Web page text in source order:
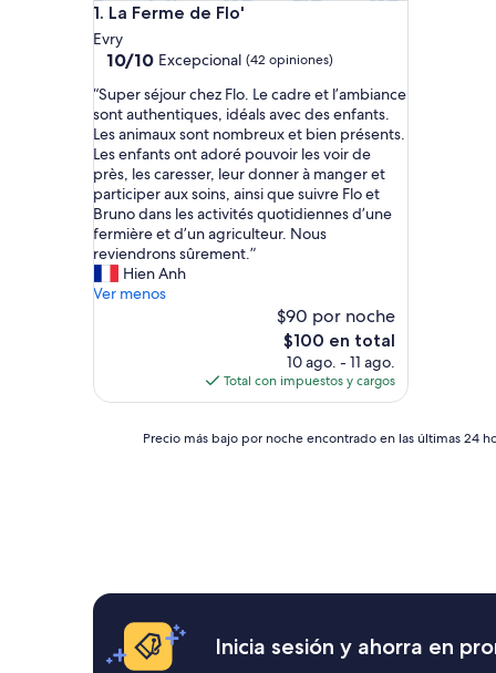
1. La Ferme de Flo'
La Ferme de Flo'
Evry
10.0
10,
Excepcional,
(42
opiniones)
10/10 Excepcional (42 opiniones)
“
S
u
p
e
r
s
é
j
u
z
e
“Super séjour chez Flo. Le cadre et l’ambiance
sont authentiques, idéals avec des enfants.
Les animaux sont nombreux et bien présents.
Les enfants ont adoré pouvoir les voir de
près, les caresser, leur donner à manger et
participer aux soins, ainsi que suivre Flo et
Bruno dans les activités quotidiennes d’une
fermière et d’un agriculteur. Nous
reviendrons sûrement.”
Hien Anh
Ver menos
$90 por noche
El
precio
actual
es
$100
$100 en total
10 ago. - 11 ago.
Total con impuestos y cargos
últimas
horas,
con
Precio más bajo por noche encontrado en las últimas 24
Inicia sesión y ahorra en